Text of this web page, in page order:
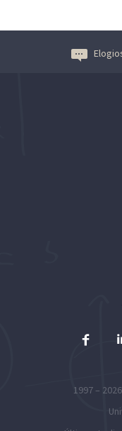
1997 –